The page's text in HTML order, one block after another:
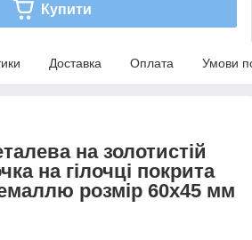
Купити
Доставка Оплата Умови
на золотистій
на гілочці покрита
розмір 60х45 мм